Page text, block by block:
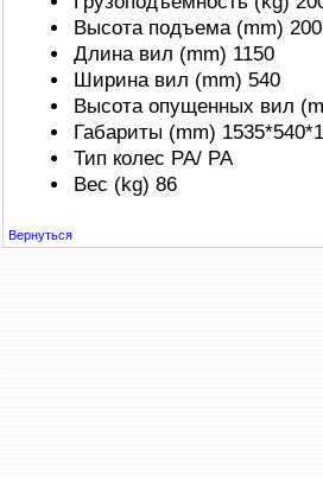
Высота подъема (mm) 200
Длина вил (mm) 1150
Ширина вил (mm) 540
Высота опущенных вил
Габариты (mm)
Тип колес PA/ PA
Вес (kg) 86
Вернуться